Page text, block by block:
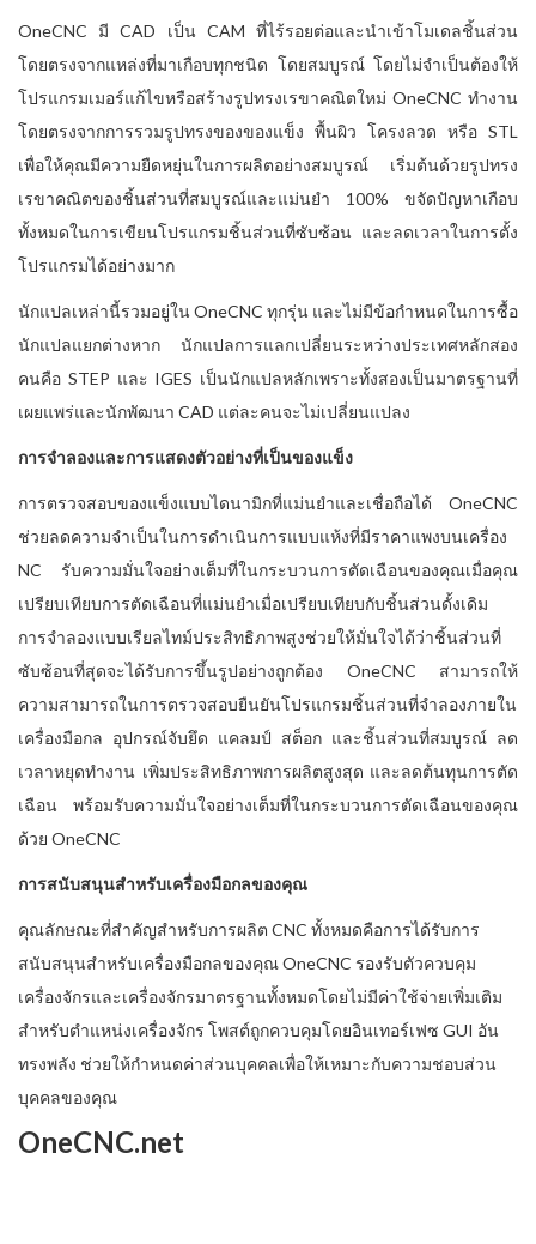
OneCNC มี CAD เป็น CAM ที่ไร้รอยต่อและนำเข้าโมเดลชิ้นส่วน
โดยตรงจากแหล่งที่มาเกือบทุกชนิด โดยสมบูรณ์ โดยไม่จำเป็นต้องให้
โปรแกรมเมอร์แก้ไขหรือสร้างรูปทรงเรขาคณิตใหม่ OneCNC ทำงาน
โดยตรงจากการรวมรูปทรงของของแข็ง พื้นผิว โครงลวด หรือ STL
เพื่อให้คุณมีความยืดหยุ่นในการผลิตอย่างสมบูรณ์ เริ่มต้นด้วยรูปทรง
เรขาคณิตของชิ้นส่วนที่สมบูรณ์และแม่นยำ 100% ขจัดปัญหาเกือบ
ทั้งหมดในการเขียนโปรแกรมชิ้นส่วนที่ซับซ้อน และลดเวลาในการตั้ง
โปรแกรมได้อย่างมาก
นักแปลเหล่านี้รวมอยู่ใน OneCNC ทุกรุ่น และไม่มีข้อกำหนดในการซื้อ
นักแปลแยกต่างหาก นักแปลการแลกเปลี่ยนระหว่างประเทศหลักสอง
คนคือ STEP และ IGES เป็นนักแปลหลักเพราะทั้งสองเป็นมาตรฐานที่
เผยแพร่และนักพัฒนา CAD แต่ละคนจะไม่เปลี่ยนแปลง
การจำลองและการแสดงตัวอย่างที่เป็นของแข็ง
การตรวจสอบของแข็งแบบไดนามิกที่แม่นยำและเชื่อถือได้ OneCNC
ช่วยลดความจำเป็นในการดำเนินการแบบแห้งที่มีราคาแพงบนเครื่อง
NC รับความมั่นใจอย่างเต็มที่ในกระบวนการตัดเฉือนของคุณเมื่อคุณ
เปรียบเทียบการตัดเฉือนที่แม่นยำเมื่อเปรียบเทียบกับชิ้นส่วนดั้งเดิม
การจำลองแบบเรียลไทม์ประสิทธิภาพสูงช่วยให้มั่นใจได้ว่าชิ้นส่วนที่
ซับซ้อนที่สุดจะได้รับการขึ้นรูปอย่างถูกต้อง OneCNC สามารถให้
ความสามารถในการตรวจสอบยืนยันโปรแกรมชิ้นส่วนที่จำลองภายใน
เครื่องมือกล อุปกรณ์จับยึด แคลมป์ สต็อก และชิ้นส่วนที่สมบูรณ์ ลด
เวลาหยุดทำงาน เพิ่มประสิทธิภาพการผลิตสูงสุด และลดต้นทุนการตัด
เฉือน พร้อมรับความมั่นใจอย่างเต็มที่ในกระบวนการตัดเฉือนของคุณ
ด้วย OneCNC
การสนับสนุนสำหรับเครื่องมือกลของคุณ
คุณลักษณะที่สำคัญสำหรับการผลิต CNC ทั้งหมดคือการได้รับการ
สนับสนุนสำหรับเครื่องมือกลของคุณ OneCNC รองรับตัวควบคุม
เครื่องจักรและเครื่องจักรมาตรฐานทั้งหมดโดยไม่มีค่าใช้จ่ายเพิ่มเติม
สำหรับตำแหน่งเครื่องจักร โพสต์ถูกควบคุมโดยอินเทอร์เฟซ GUI อัน
ทรงพลัง ช่วยให้กำหนดค่าส่วนบุคคลเพื่อให้เหมาะกับความชอบส่วน
บุคคลของคุณ
OneCNC.net